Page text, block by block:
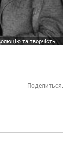
та творчість
Поделиться: